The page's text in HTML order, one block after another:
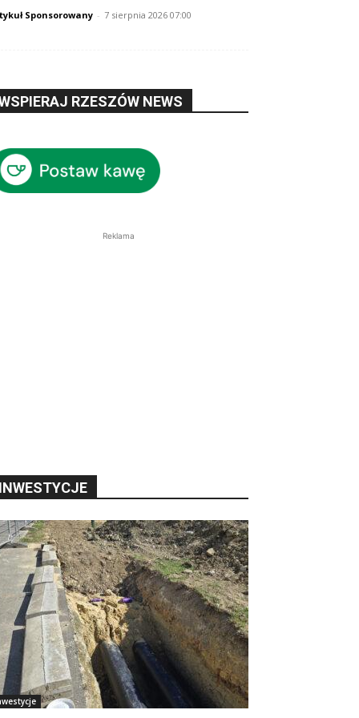
Sponsorowany - 7 sierpnia 2026 07:00
RZESZÓW NEWS
Reklama